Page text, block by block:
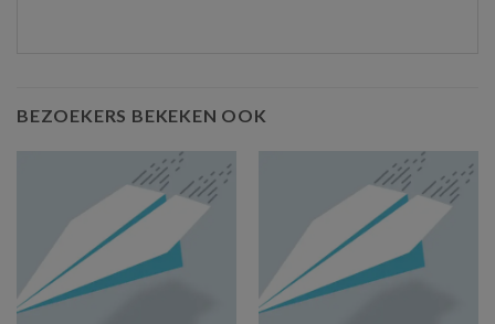
BEZOEKERS BEKEKEN OOK